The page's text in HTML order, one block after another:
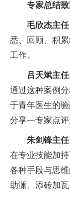
专家总结
毛欣杰主
悉、回顾、积
工作。
吕天斌主
通过这种案例
于青年医生的
分享—专家点评
朱剑锋主
在专业技能加
各种手段与思
助澜、添砖加瓦